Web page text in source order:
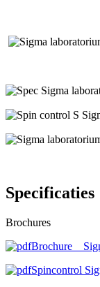
Specificaties
Brochures
Spincontrol